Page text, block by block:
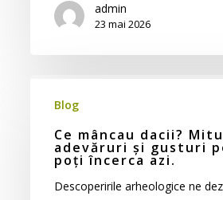
admin
23 mai 2026
mâncau
Mituri,
adevăruri
Blog
Ce mâncau dacii?
adevăruri și gusturi
poți încerca azi.
Descoperirile arheologice ne